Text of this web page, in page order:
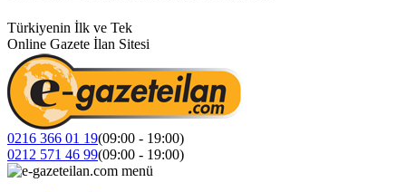
Türkiyenin İlk ve Tek
Online Gazete İlan Sitesi
0216 366 01 19(09:00 - 19:00)
0212 571 46 99(09:00 - 19:00)